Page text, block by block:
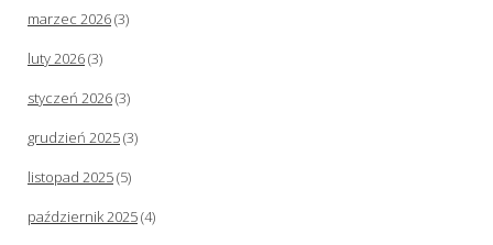
marzec 2026(3)
luty 2026(3)
styczeń 2026(3)
grudzień 2025(3)
listopad 2025(5)
październik 2025(4)